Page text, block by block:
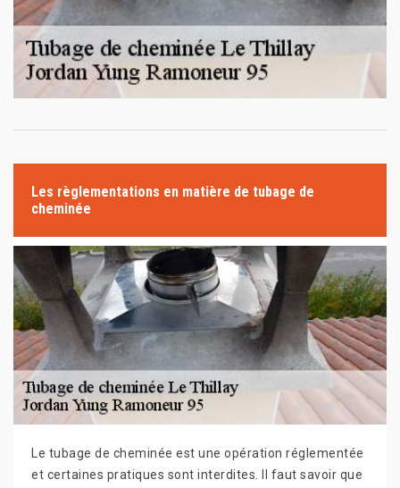
Les règlementations en matière de tubage de
cheminée
Le tubage de cheminée est une opération réglementée
et certaines pratiques sont interdites. Il faut savoir que